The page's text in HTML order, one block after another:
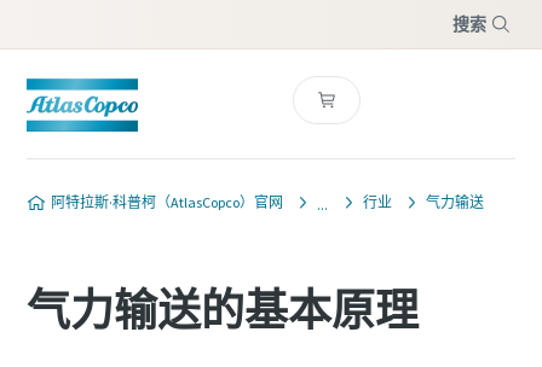
搜索
阿特拉斯·科普柯（AtlasCopco）官网 行业 气力输送
气力输送的基本原理